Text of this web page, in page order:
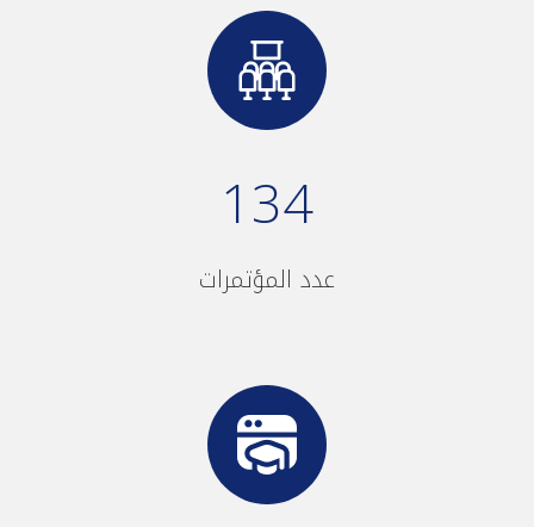
134
عدد المؤتمرات